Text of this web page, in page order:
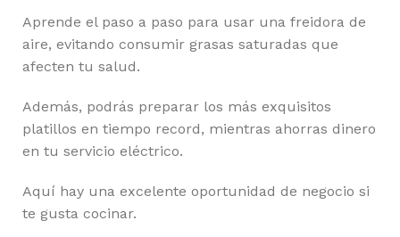
Aprende el paso a paso para usar una freidora de
aire, evitando consumir grasas saturadas que
afecten tu salud.
Además, podrás preparar los más exquisitos
platillos en tiempo record, mientras ahorras dinero
en tu servicio eléctrico.
Aquí hay una excelente oportunidad de negocio si
te gusta cocinar.